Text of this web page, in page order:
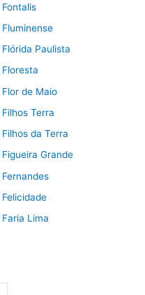
Paulista
de Maio
Terra
da Terra
Grande
Lima